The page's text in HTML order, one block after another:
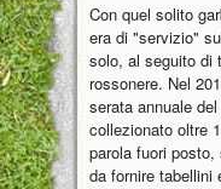
Con quel solito
era di "servizio"
solo, al seguito di
rossonere. Nel
serata annuale
collezionato oltre
parola fuori posto,
da fornire tabellini